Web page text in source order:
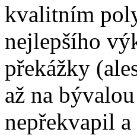
kvalitním
nejlepšího
překážky
až na
nepřekvapil